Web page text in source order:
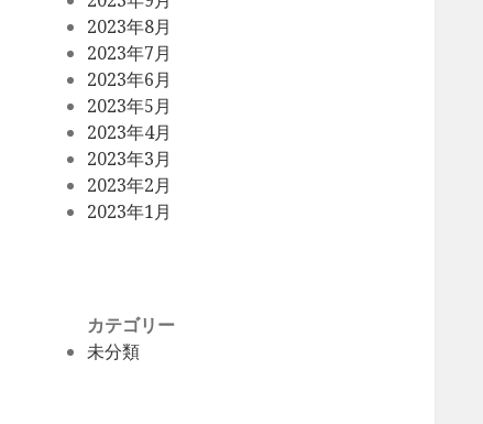
2023年8月
2023年7月
2023年6月
2023年5月
2023年4月
2023年3月
2023年2月
2023年1月
カテゴリー
未分類